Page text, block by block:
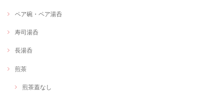
ペア碗・ペア湯呑
寿司湯呑
長湯呑
煎茶
煎茶蓋なし